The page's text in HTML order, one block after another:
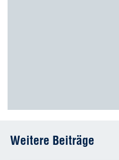
Weitere Beiträge